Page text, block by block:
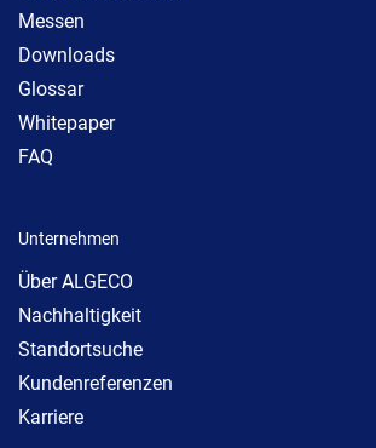
Messen
Downloads
Glossar
Whitepaper
FAQ
Unternehmen
Über ALGECO
Nachhaltigkeit
Standortsuche
Kundenreferenzen
Karriere